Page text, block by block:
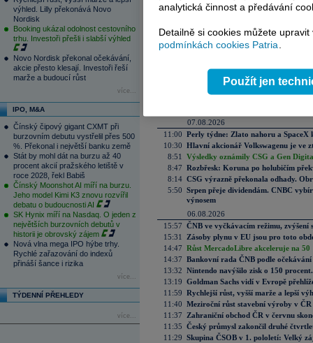
výhled. Lilly překonává Novo
Nordisk
Booking ukázal odolnost cestovního
trhu. Investoři přešli i slabší výhled
Novo Nordisk překonal očekávání,
akcie přesto klesají. Investoři řeší
marže a budoucí růst
více...
IPO, M&A
Čínský čipový gigant CXMT při
burzovním debutu vystřelil přes 500
%. Překonal i největší banku země
Stát by mohl dát na burzu až 40
procent akcií pražského letiště v
roce 2028, řekl Babiš
Čínský Moonshot AI míří na burzu.
Jeho model Kimi K3 znovu rozvířil
debatu o budoucnosti AI
SK Hynix míří na Nasdaq. O jeden z
největších burzovních debutů v
historii je obrovský zájem
Nová vlna mega IPO hýbe trhy.
Rychlé zařazování do indexů
přináší šance i rizika
více...
TÝDENNÍ PŘEHLEDY
více...
Váš názor
obrat
Takže dnes nahoru?Protože u party je dobrý
07.08.2026
11:00 Perly týdne: Zlato nahoru a SpaceX
10:30 Hlavní akcionář Volkswagenu je ve
8:51
Výsledky oznámily CSG a Gen
8:47 Rozbřesk: Koruna po holubičím
8:14 CSG výrazně překonala odhady.
5:50 Srpen přeje dividendám. CNBC
výnosem
06.08.2026
15:57 ČNB ve vyčkávacím režimu, zvýšení
15:31
Zásoby plynu v EU jsou pro toto
14:47 Růst MercadoLibre akceleruje na
14:37 Bankovní rada ČNB podle
13:32 Nintendo navýšilo zisk o 150
13:19 Goldman Sachs vidí v Evropě
11:59 Rychlejší růst, vyšší marže a lepší
11:40 Meziroční růst stavební výroby v
11:37
Zahraniční obchod ČR v červnu
11:35 Český průmysl zakončil druhé
11:29 Skupina ČSOB v 1. pololetí: Velký
analytická činnost a předávání
Detailně si cookies můžete
podmínkách cookies Patria.
Použít jen